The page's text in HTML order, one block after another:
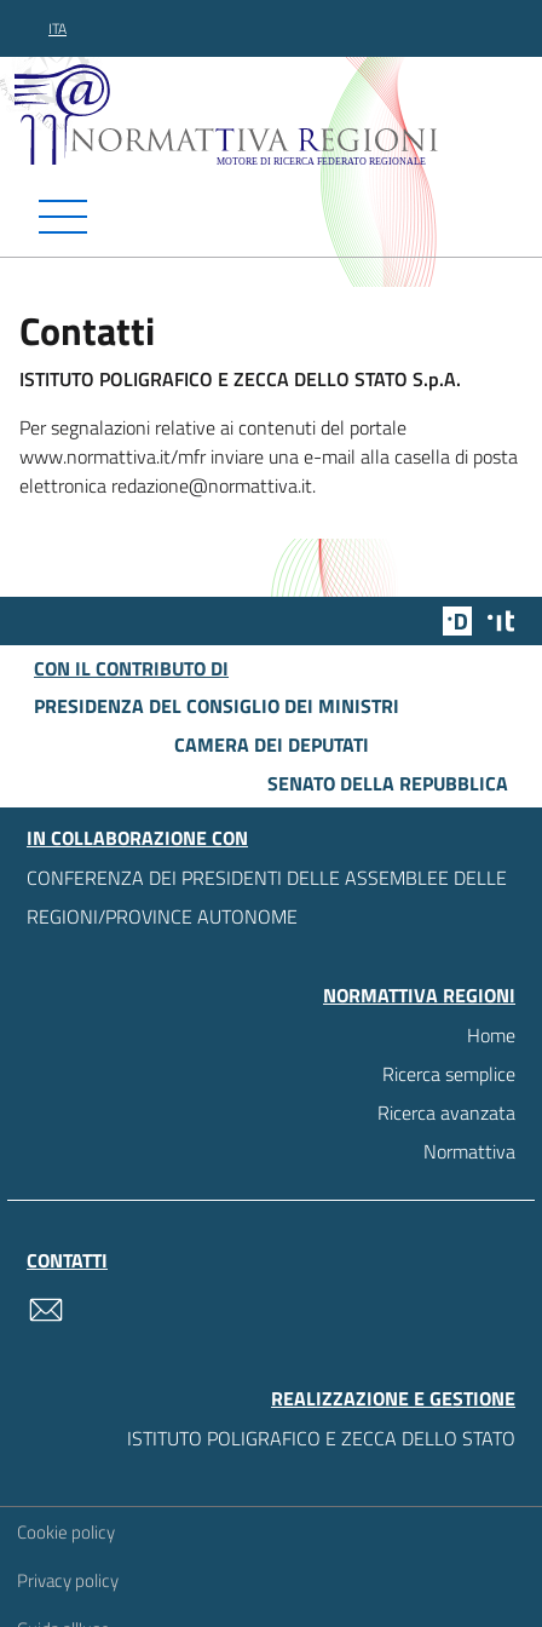
ITA
Normattiva Regioni -
Contatti
ISTITUTO POLIGRAFICO E ZECCA DELLO STATO S.p.A.
Per segnalazioni relative ai contenuti del portale
www.normattiva.it/mfr inviare una e-mail alla casella di posta
elettronica redazione@normattiva.it.
Team
CON IL CONTRIBUTO DI
PRESIDENZA DEL CONSIGLIO DEI MINISTRI
CAMERA DEI DEPUTATI
SENATO DELLA REPUBBLICA
IN COLLABORAZIONE CON
CONFERENZA DEI PRESIDENTI DELLE ASSEMBLEE DELLE
REGIONI/PROVINCE AUTONOME
NORMATTIVA REGIONI
Home
Ricerca semplice
Ricerca avanzata
Normattiva
CONTATTI
REALIZZAZIONE E GESTIONE
ISTITUTO POLIGRAFICO E ZECCA DELLO STATO
Sezione Link Utili
Cookie policy
Privacy policy